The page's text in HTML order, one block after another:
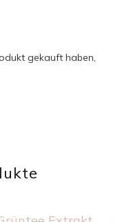
gekauft haben,